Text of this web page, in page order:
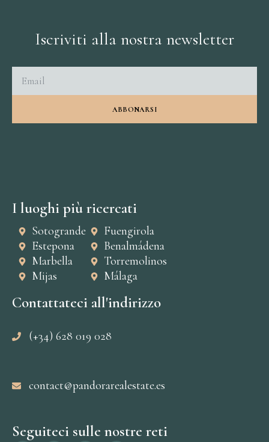
Iscriviti alla nostra newsletter
ABBONARSI
I luoghi più ricercati
Sotogrande
Estepona
Marbella
Mijas
Fuengirola
Benalmádena
Torremolinos
Málaga
Contattateci all'indirizzo
(+34) 628 019 028
contact@pandorarealestate.es
Seguiteci sulle nostre reti